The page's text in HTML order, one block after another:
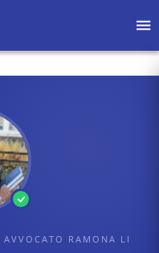
AVVOCATO RAMONA LI